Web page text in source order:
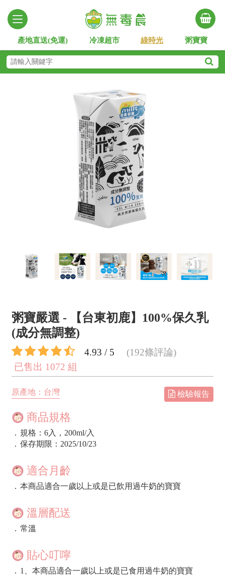
產地直送(免運) 冷凍超市 綠時光 粥寶寶
粥寶嚴選 - 【台東初鹿】100%保久乳
(成分無調整)
4.93 / 5
(192條評論)
已售出 1072 組
原產地：台灣 檢驗報告
商品規格
． 規格：6入，200ml/入
． 保存期限：2025/10/23
適合月齡
． 本商品適合一歲以上或是已飲用過牛奶的寶寶
溫層配送
． 常溫
貼心叮嚀
． 1、本商品適合一歲以上或是已食用過牛奶的寶寶